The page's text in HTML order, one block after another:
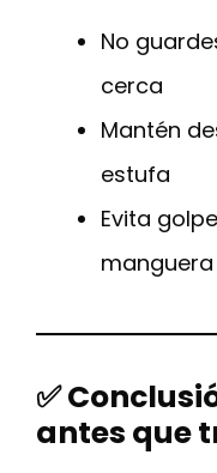
No
cerca
Mantén
estufa
Evita
manguera
✅
antes que